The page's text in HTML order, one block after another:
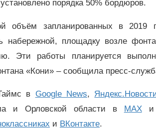
порядка 50% бордюров.
объём запланированных в
набережной, площадку возле
Эти работы планируется
«Кони» – сообщила пресс-
в Google News,
и Орловской области в
MAXи
и ВКонтакте.